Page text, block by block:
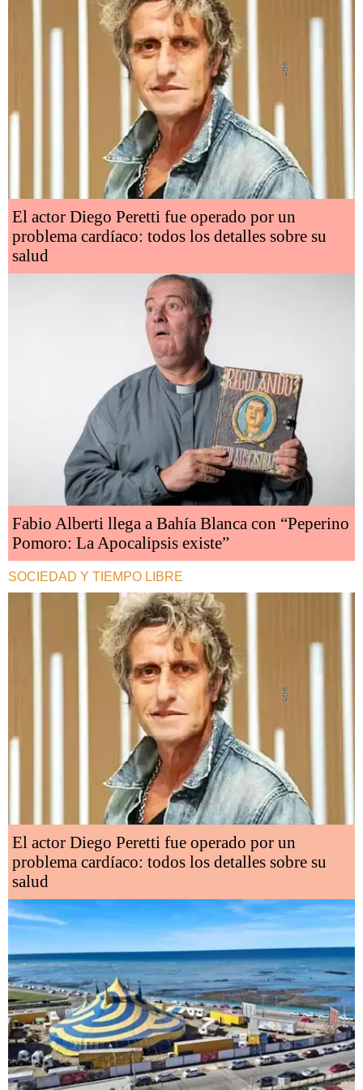
El actor Diego Peretti fue operado por un
problema cardíaco: todos los detalles sobre su
salud
Fabio Alberti llega a Bahía Blanca con “Peperino
Pomoro: La Apocalipsis existe”
SOCIEDAD Y TIEMPO LIBRE
El actor Diego Peretti fue operado por un
problema cardíaco: todos los detalles sobre su
salud